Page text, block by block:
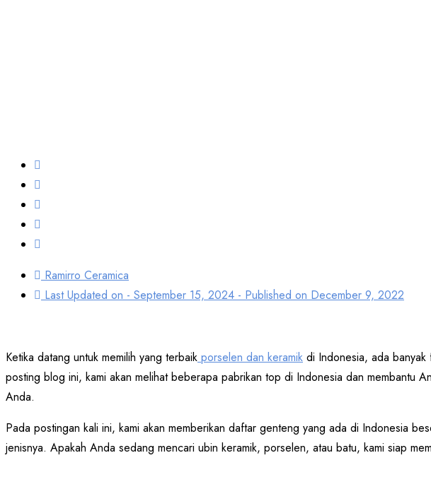
Ramirro Ceramica
Last Updated on - September 15, 2024 - Published on December 9, 2022
Ketika datang untuk memilih yang terbaik porselen dan keramik di Indonesia, ada
posting blog ini, kami akan melihat beberapa pabrikan top di Indonesia dan membantu
Anda.
Pada postingan kali ini, kami akan memberikan daftar genteng yang ada di Indonesia
jenisnya. Apakah Anda sedang mencari ubin keramik, porselen, atau batu, kami siap